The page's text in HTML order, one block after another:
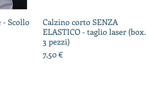
- Scollo
Vista rapida
Calzino corto SENZA
ELASTICO - taglio laser (box.
3 pezzi)
Prezzo
7,50 €